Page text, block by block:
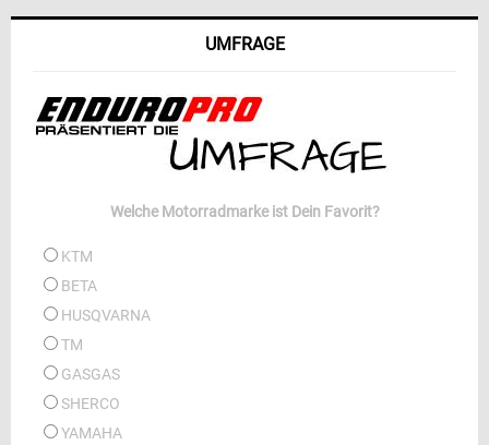
UMFRAGE
Welche Motorradmarke ist Dein Favorit?
KTM
BETA
HUSQVARNA
TM
GASGAS
SHERCO
YAMAHA